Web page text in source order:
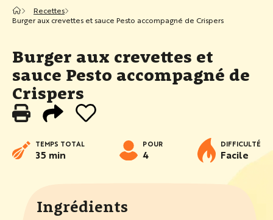
Recettes
Burger aux crevettes et sauce Pesto accompagné de Crispers
Burger aux crevettes et
sauce Pesto accompagné de
Crispers
TEMPS TOTAL
35 min
POUR
4
DIFFICULTÉ
Facile
Ingrédients